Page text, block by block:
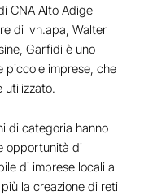
CNA Alto Adige
di lvh.apa, Walter
Garfidi è uno
piccole imprese, che
utilizzato.
di categoria hanno
opportunità di
di imprese locali al
la creazione di reti